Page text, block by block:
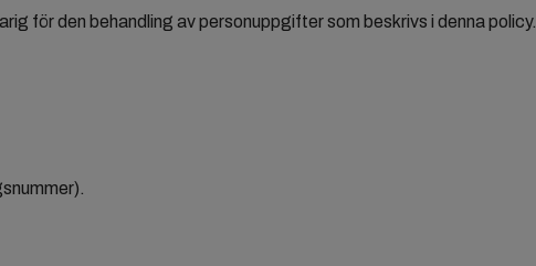
för den behandling av personuppgifter som beskrivs i denna policy.